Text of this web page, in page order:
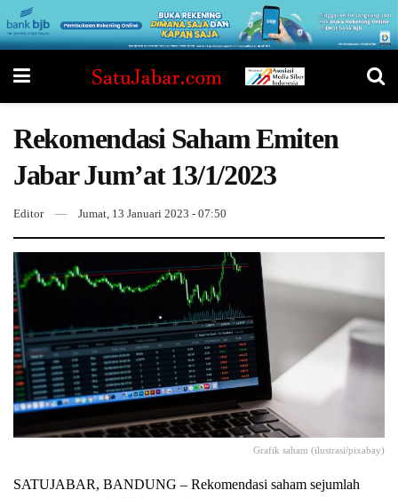
Rekomendasi Saham Emiten
Jabar Jum’at 13/1/2023
Editor Jumat, 13 Januari 2023 - 07:50
Grafik saham (ilustrasi/pixabay)
SATUJABAR, BANDUNG – Rekomendasi saham sejumlah